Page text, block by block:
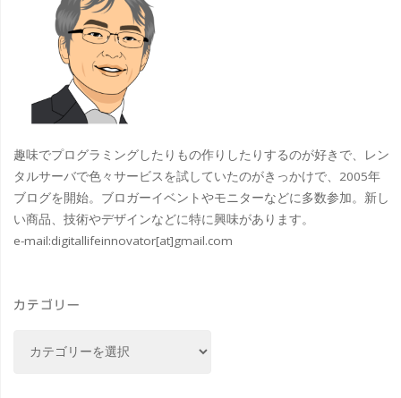
ス
プ
レ
7
画
面
プ
趣味でプログラミングしたりもの作りしたりするのが好きで、レン
タルサーバで色々サービスを試していたのがきっかけで、2005年
ブログを開始。ブロガーイベントやモニターなどに多数参加。新し
い商品、技術やデザインなどに特に興味があります。
e-mail:digitallifeinnovator[at]gmail.com
カテゴリー